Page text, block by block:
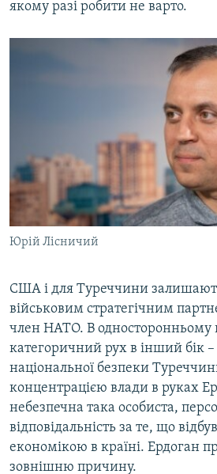
якому разі робити не варто.
Юрій Лісничий
США і для Туреччини
військовим стратегічним
член НАТО. В односторонньому
категоричний рух в інший бік –
національної безпеки
концентрацією влади в руках
небезпечна така особиста,
відповідальність за те, що
економікою в країні. Ердоган
зовнішню причину.